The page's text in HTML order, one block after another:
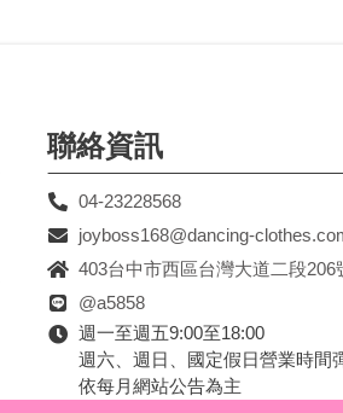
聯絡資訊
04-23228568
joyboss168@dancing-
403台中市西區台灣大道二段206
@a5858
週一至週五9:00至18:00
週六、週日、國定假日營業時間
依每月網站公告為主